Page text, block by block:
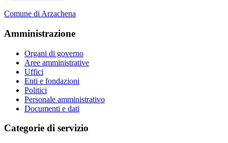
Comune di Arzachena
Amministrazione
Organi di governo
Aree amministrative
Uffici
Enti e fondazioni
Politici
Personale amministrativo
Documenti e dati
Categorie di servizio